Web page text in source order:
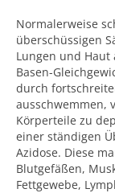
Normalerweise
überschüssigen
Lungen und Haut
Basen-
durch
ausschwemmen,
Körperteile zu
einer ständigen
Azidose. Diese
Blutgefäßen,
Fettgewebe,